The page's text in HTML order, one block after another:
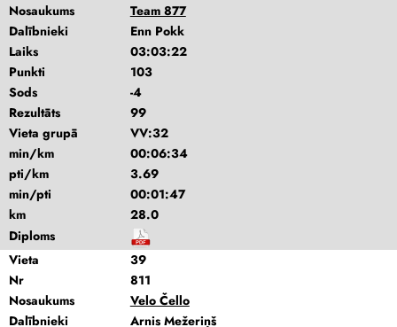
Nosaukums
Team 877
Dalībnieki
Enn Pokk
Laiks
03:03:22
Punkti
103
Sods
-4
Rezultāts
99
Vieta grupā
VV:32
min/km
00:06:34
pti/km
3.69
min/pti
00:01:47
km
28.0
Diploms
Vieta
39
Nr
811
Nosaukums
Velo Čello
Dalībnieki
Arnis Mežeriņš